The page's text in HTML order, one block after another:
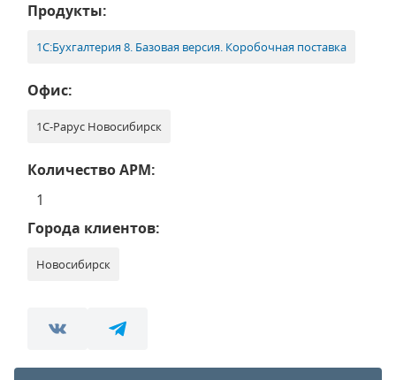
Продукты:
1С:Бухгалтерия 8. Базовая версия. Коробочная поставка
Офис:
1С-Рарус Новосибирск
Количество АРМ:
1
Города клиентов:
Новосибирск